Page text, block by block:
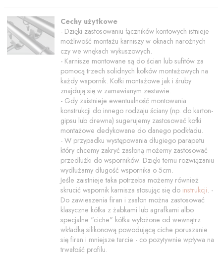
Cechy użytkowe
- Dzięki zastosowaniu łączników kontowych istnieje
możliwość montażu karniszy w oknach narożnych
czy we wnękach wykuszowych.
- Karnisze montowane są do ścian lub sufitów za
pomocą trzech solidnych kołków montażowych na
każdy wspornik. Kołki montażowe jak i śruby
znajdują się w zamawianym zestawie.
- Gdy zaistnieje ewentualność montowania
konstrukcji do innego rodzaju ściany (np. do karton-
gipsu lub drewna) sugerujemy zastosować kołki
montażowe dedykowane do danego podkładu.
- W przypadku występowania długiego parapetu
który chcemy zakryć zasłoną możemy zastosować
przedłużki do wsporników. Dzięki temu rozwiązaniu
wydłużamy długość wspornika o 5cm.
Jeśle zaistnieje taka potrzeba możemy również
skrucić wspornik karnisza stosując się do instrukcji. -
Do zawieszenia firan i zasłon można zastosować
klasyczne kółka z żabkami lub agrafkami albo
specjalne "ciche" kółka wyłożone od wewnątrz
wkładką silikonową powodującą ciche poruszanie
się firan i mniejsze tarcie - co pozytywnie wpływa na
trwałość profilu.